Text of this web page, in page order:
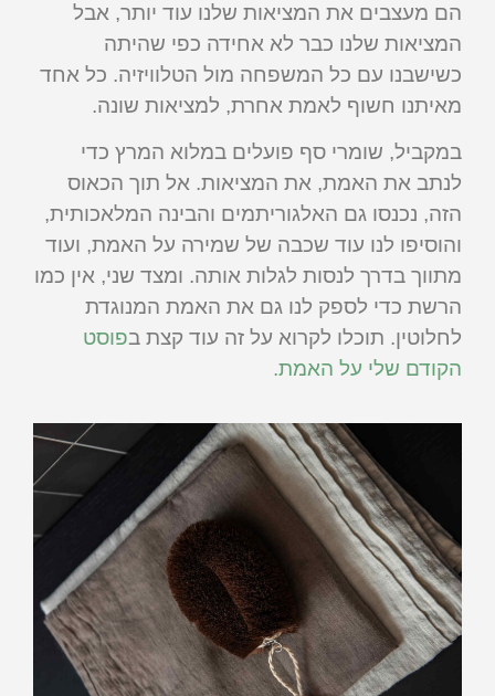
הם מעצבים את המציאות שלנו עוד יותר, אבל
המציאות שלנו כבר לא אחידה כפי שהיתה
כשישבנו עם כל המשפחה מול הטלוויזיה. כל אחד
מאיתנו חשוף לאמת אחרת, למציאות שונה.
במקביל, שומרי סף פועלים במלוא המרץ כדי
לנתב את האמת, את המציאות. אל תוך הכאוס
הזה, נכנסו גם האלגוריתמים והבינה המלאכותית,
והוסיפו לנו עוד שכבה של שמירה על האמת, ועוד
מתווך בדרך לנסות לגלות אותה. ומצד שני, אין כמו
הרשת כדי לספק לנו גם את האמת המנוגדת
לחלוטין. תוכלו לקרוא על זה עוד קצת בפוסט
הקודם שלי על האמת.